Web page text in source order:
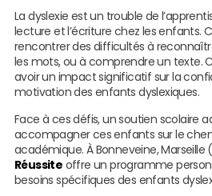
La dyslexie est un trouble de
lecture et l’écriture chez les enfants.
rencontrer des difficultés à
les mots, ou à comprendre un texte.
avoir un impact significatif sur la
motivation des enfants dyslexiques.
Face à ces défis, un soutien scolaire
accompagner ces enfants sur le
académique. À Bonneveine, Marseille
Réussite offre un programme
besoins spécifiques des enfants